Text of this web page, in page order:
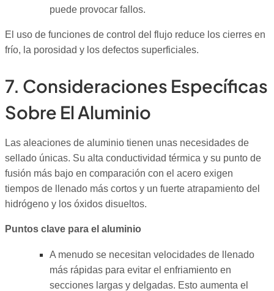
puede provocar fallos.
El uso de funciones de control del flujo reduce los cierres en
frío, la porosidad y los defectos superficiales.
7. Consideraciones Específicas
Sobre El Aluminio
Las aleaciones de aluminio tienen unas necesidades de
sellado únicas. Su alta conductividad térmica y su punto de
fusión más bajo en comparación con el acero exigen
tiempos de llenado más cortos y un fuerte atrapamiento del
hidrógeno y los óxidos disueltos.
Puntos clave para el aluminio
A menudo se necesitan velocidades de llenado
más rápidas para evitar el enfriamiento en
secciones largas y delgadas. Esto aumenta el